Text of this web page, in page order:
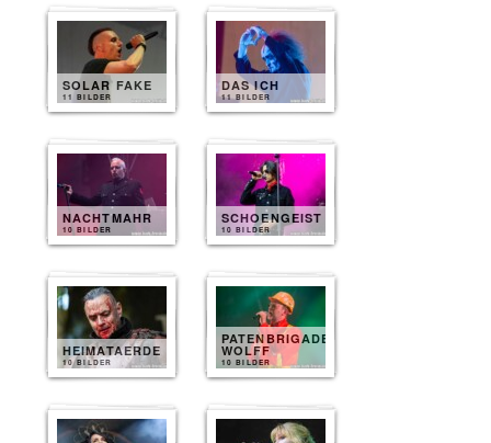
SOLAR FAKE
11 BILDER
DAS ICH
11 BILDER
NACHTMAHR
10 BILDER
SCHOENGEIST
10 BILDER
HEIMATAERDE
10 BILDER
PATENBRIGADE
WOLFF
10 BILDER